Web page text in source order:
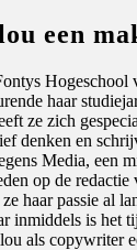
een
haar
ze zich
denken en
Media, een
op de
haar passie al
inmiddels is het
als copywriter